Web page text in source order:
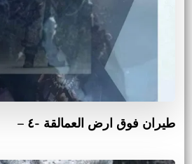
طيران فوق ارض العمالقة -٤ –